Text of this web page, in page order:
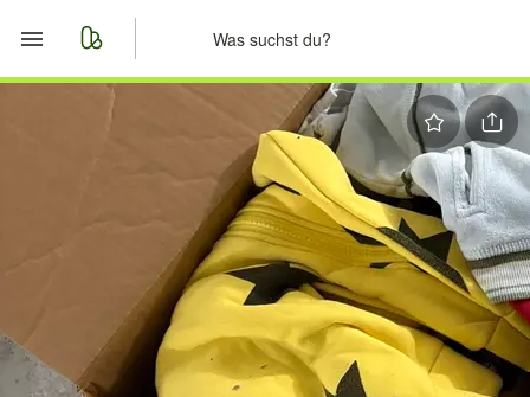
Start
Nachrichten
Anzeige aufgeben